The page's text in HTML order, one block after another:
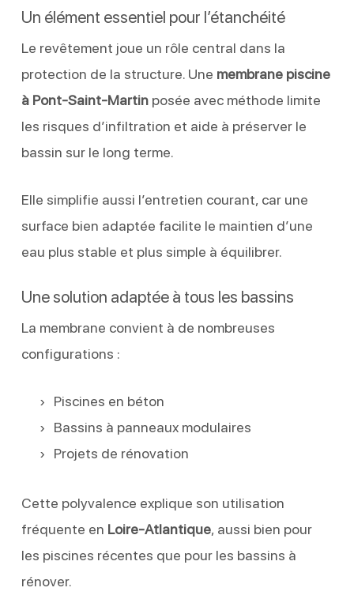
Un élément essentiel pour l’étanchéité
Le revêtement joue un rôle central dans la
protection de la structure. Une membrane piscine
à Pont-Saint-Martinposée avec méthode limite
les risques d’infiltration et aide à préserver le
bassin sur le long terme.
Elle simplifie aussi l’entretien courant, car une
surface bien adaptée facilite le maintien d’une
eau plus stable et plus simple à équilibrer.
Une solution adaptée à tous les bassins
La membrane convient à de nombreuses
configurations :
Piscines en béton
Bassins à panneaux modulaires
Projets de rénovation
Cette polyvalence explique son utilisation
fréquente en Loire-Atlantique, aussi bien pour
les piscines récentes que pour les bassins à
rénover.